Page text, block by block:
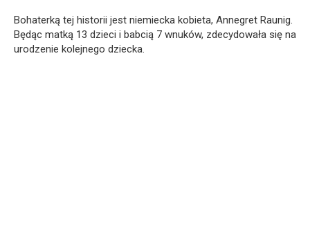
Bohaterką tej historii jest niemiecka kobieta, Annegret Raunig.
Będąc matką 13 dzieci i babcią 7 wnuków, zdecydowała się na
urodzenie kolejnego dziecka.